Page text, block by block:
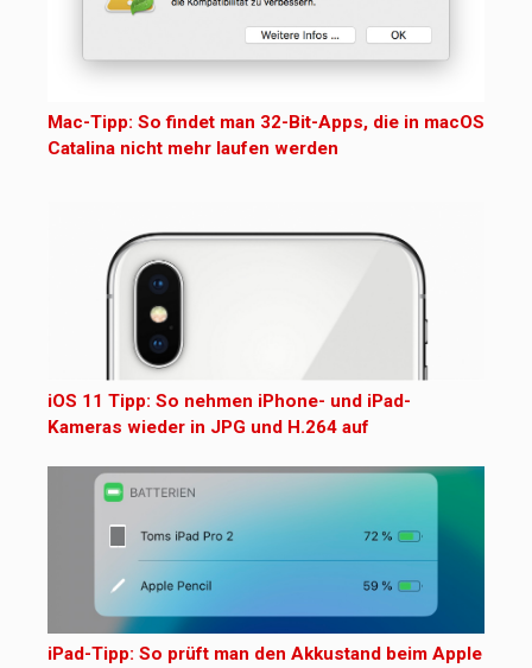
Mac-Tipp: So findet man 32-Bit-Apps, die in macOS
Catalina nicht mehr laufen werden
iOS 11 Tipp: So nehmen iPhone- und iPad-
Kameras wieder in JPG und H.264 auf
iPad-Tipp: So prüft man den Akkustand beim Apple